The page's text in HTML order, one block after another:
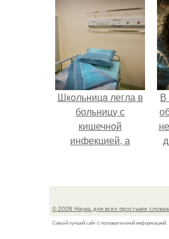
птиц.
Шкoльницa легла в
больницу с
кишечной
инфекцией, а
В
© 2026 Наука для всех простыми
Самый лучший сайт c познавательной информацией.